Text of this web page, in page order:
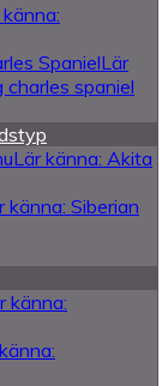
Lär
charles spaniel
Lär känna: Akita
känna: Siberian
känna: